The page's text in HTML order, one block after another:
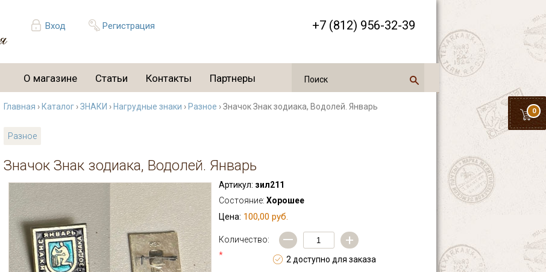
Вход Регистрация +7 (812) 956-32-39
0
О магазине Статьи Контакты Партнеры
Главная › Каталог ›ЗНАКИ › Нагрудные знаки › Разное › Значок Знак зодиака, Водолей. Январь
Разное
Значок Знак зодиака, Водолей. Январь
Артикул: зил211
Состояние: Хорошее
Цена: 100,00 руб.
Количество:
*
— +
2 доступно для заказа